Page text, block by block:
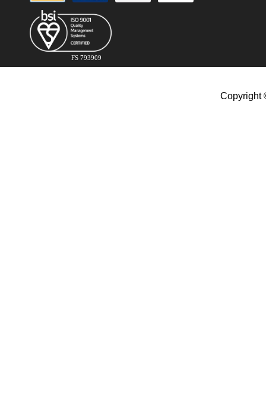
FS 793909
Copyright